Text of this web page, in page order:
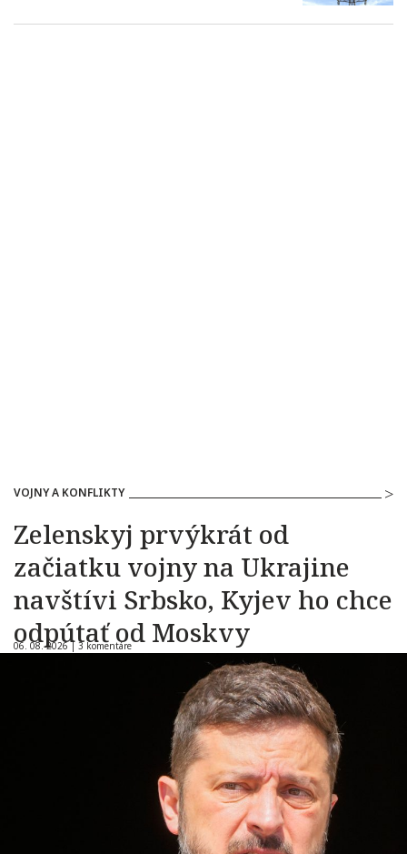
VOJNY A KONFLIKTY
Zelenskyj prvýkrát od
začiatku vojny na Ukrajine
navštívi Srbsko, Kyjev ho chce
odpútať od Moskvy
06. 08. 2026 | 3 komentáre